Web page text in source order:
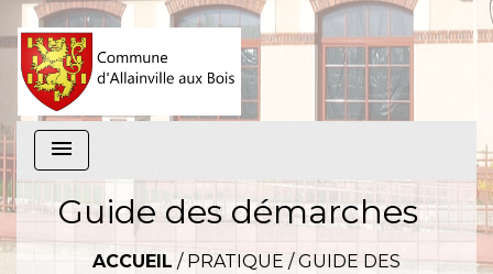
menu
Guide des démarches
ACCUEIL / PRATIQUE /GUIDE DES